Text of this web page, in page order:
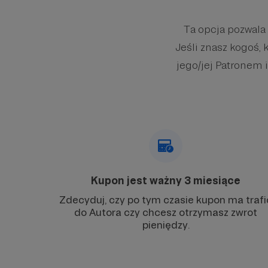
Ta opcja
Jeśli znasz kogoś,
jego/jej Patronem
Kupon jest ważny 3 miesiące
Zdecyduj, czy po tym czasie kupon ma
do Autora czy chcesz otrzymasz zwrot
pieniędzy.